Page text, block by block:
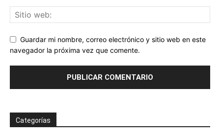
Guardar mi nombre, correo electrónico y sitio web en este
navegador la próxima vez que comente.
Categorías